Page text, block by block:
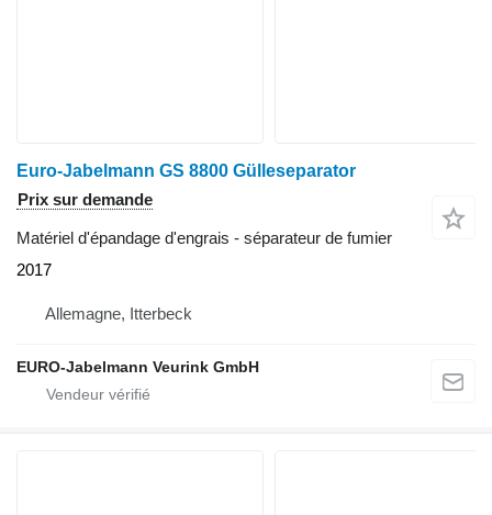
Euro-Jabelmann GS 8800 Gülleseparator
Prix sur demande
Matériel d'épandage d'engrais - séparateur de fumier
2017
Allemagne, Itterbeck
EURO-Jabelmann Veurink GmbH